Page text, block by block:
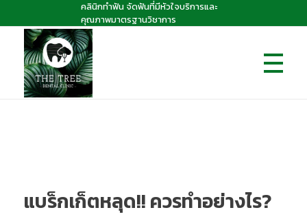
คลินิกทำฟัน จัดฟันที่มีหัวใจบริการและ
คุณภาพมาตรฐานวิชาการ
แบร็กเก็ตหลุด!! ควรทำอย่างไร?